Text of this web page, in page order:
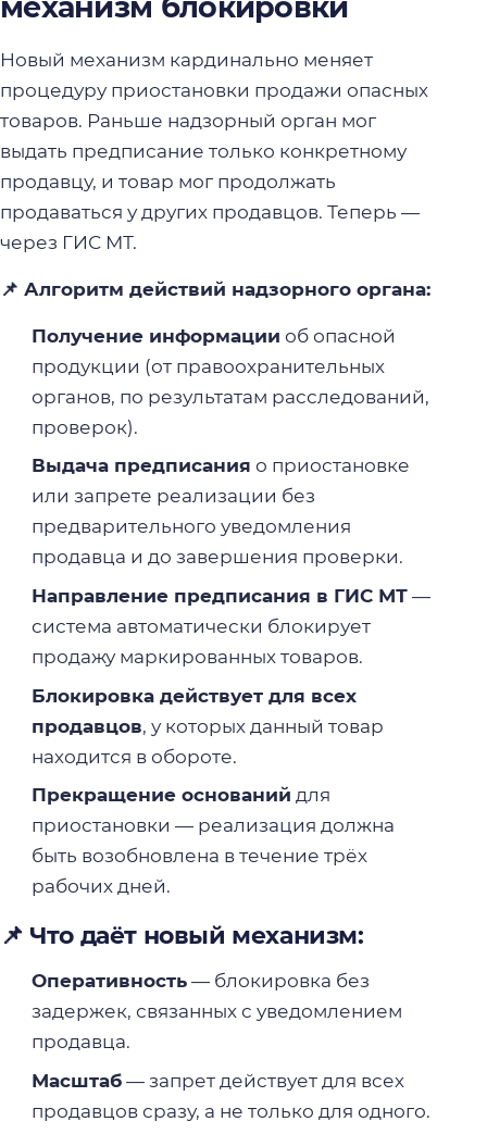
механизм блокировки
Новый механизм кардинально меняет
процедуру приостановки продажи опасных
товаров. Раньше надзорный орган мог
выдать предписание только конкретному
продавцу, и товар мог продолжать
продаваться у других продавцов. Теперь —
через ГИС МТ.
📌 Алгоритм действий надзорного органа:
Получение информации об опасной
продукции (от правоохранительных
органов, по результатам расследований,
проверок).
Выдача предписания о приостановке
или запрете реализации без
предварительного уведомления
продавца и до завершения проверки.
Направление предписания в ГИС МТ—
система автоматически блокирует
продажу маркированных товаров.
Блокировка действует для всех
продавцов, у которых данный товар
находится в обороте.
Прекращение оснований для
приостановки — реализация должна
быть возобновлена в течение трёх
рабочих дней.
📌 Что даёт новый механизм:
Оперативность— блокировка без
задержек, связанных с уведомлением
продавца.
Масштаб— запрет действует для всех
продавцов сразу, а не только для одного.